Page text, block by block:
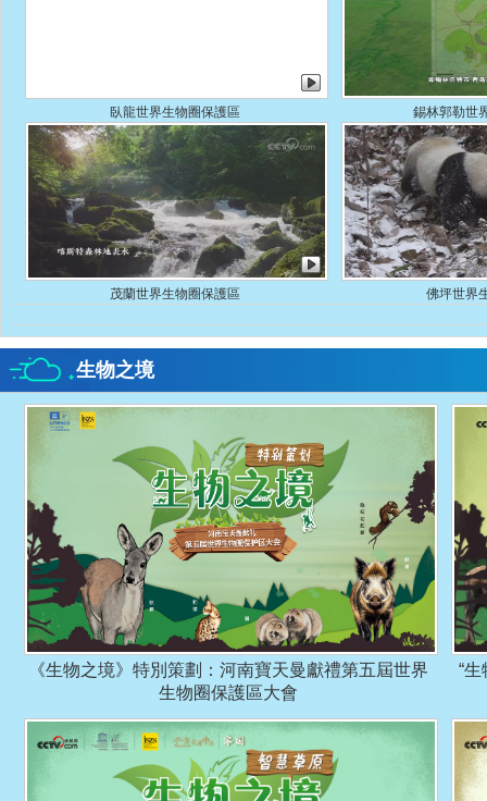
臥龍世界生物圈保護區 錫林郭勒世
茂蘭世界生物圈保護區 佛坪世界
生物之境
《生物之境》特別策劃：河南寶天曼獻禮第五屆世界
生物圈保護區大會
“